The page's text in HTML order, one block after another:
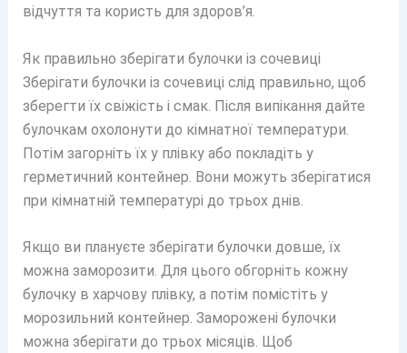
відчуття та користь для здоров’я.
Як правильно зберігати булочки із сочевиці
Зберігати булочки із сочевиці слід правильно, щоб
зберегти їх свіжість і смак. Після випікання дайте
булочкам охолонути до кімнатної температури.
Потім загорніть їх у плівку або покладіть у
герметичний контейнер. Вони можуть зберігатися
при кімнатній температурі до трьох днів.
Якщо ви плануєте зберігати булочки довше, їх
можна заморозити. Для цього обгорніть кожну
булочку в харчову плівку, а потім помістіть у
морозильний контейнер. Заморожені булочки
можна зберігати до трьох місяців. Щоб